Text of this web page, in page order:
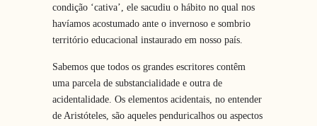
condição ‘cativa’, ele sacudiu o hábito no qual nos
havíamos acostumado ante o invernoso e sombrio
território educacional instaurado em nosso país.
Sabemos que todos os grandes escritores contêm
uma parcela de substancialidade e outra de
acidentalidade. Os elementos acidentais, no entender
de Aristóteles, são aqueles penduricalhos ou aspectos